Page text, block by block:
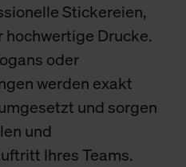
Stickereien,
hochwertige Drucke.
oder
werden exakt
und sorgen
und
Ihres Teams.